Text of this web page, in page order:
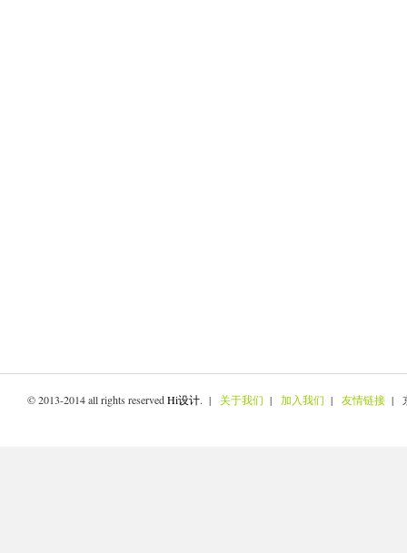
© 2013-2014 all rights reservedHi设计. | 关于我们 | 加入我们 | 友情链接 |